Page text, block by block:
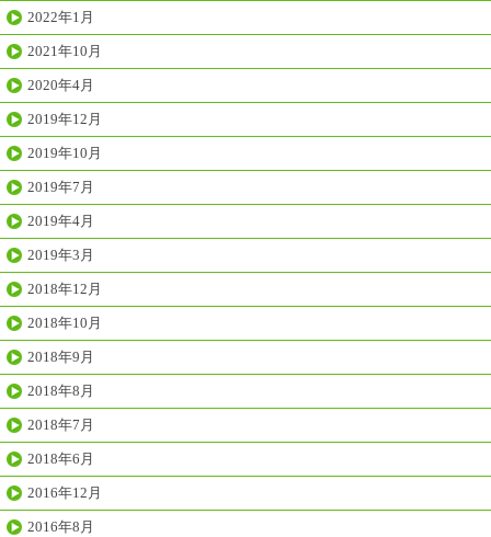
2022年1月
2021年10月
2020年4月
2019年12月
2019年10月
2019年7月
2019年4月
2019年3月
2018年12月
2018年10月
2018年9月
2018年8月
2018年7月
2018年6月
2016年12月
2016年8月